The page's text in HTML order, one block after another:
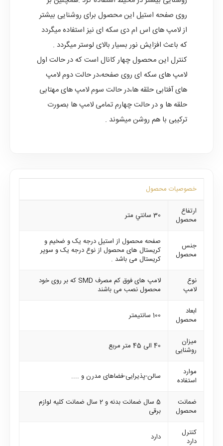
روی صفحه استیل این محصول برای روشنایی بیشتر
از لامپ های اس ام دی سکه ای نیز استفاده میگردد
که باعث افزایش نور بسیار بالای لوستر میگردد .
کنترل این محصول چهار کانال است که در حالت اول
لامپ های سکه ای روی صفحه،در حالت دوم لامپ
های آفتابی حلقه ها،در حالت سوم لامپ های مهتابی
حلقه ها و در حالت چهارم تمامی لامپ ها بصورت
ترکیبی با هم روشن میشوند .
خصوصیات محصول
ارتفاع
محصول
30 سانتي متر
جنس
محصول
صفحه محصول از استیل درجه یک و ضخیم و
کریستال های محصول از نوع درجه یک و سوپر
کریستال می باشد .
نوع
لامپ
لامپ های فوق کم مصرف SMD که بر روی خود
محصول نصب می باشند
ابعاد
محصول
100 سانتیمتر
میزان
روشنایی
40 الی 45 متر مربع
موارد
استفاده
سالن-پذیرایی-فضاهای مدرن و ....
ضمانت
محصول
5 سال ضمانت بدنه و 2 سال ضمانت کلیه لوازم
برقی
کنترل
دارد
دارد